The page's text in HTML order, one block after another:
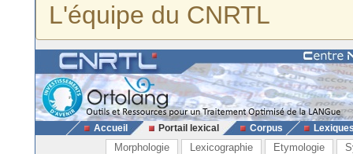
L'équipe du CNRTL
Accueil Portail lexical Corpus
Morphologie Lexicographie Etymologie